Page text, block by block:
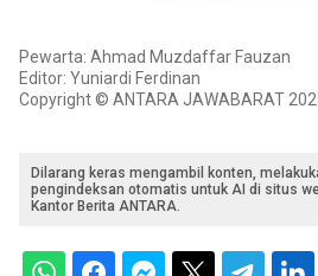
Pewarta: Ahmad Muzdaffar Fauzan
Editor: Yuniardi Ferdinan
Copyright © ANTARA JAWABARAT
Dilarang keras mengambil konten,
pengindeksan otomatis untuk AI di situs
Kantor Berita ANTARA.